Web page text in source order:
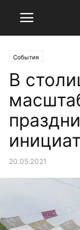
События
В
20.05.2021